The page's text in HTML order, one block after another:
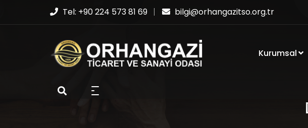
Tel: +90 224 573 81 69 bilgi@orhangazitso.org.tr
Kurumsal